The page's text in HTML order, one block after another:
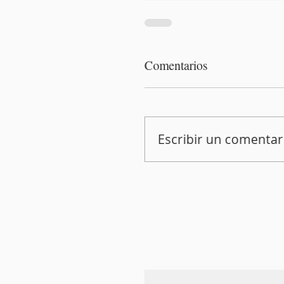
Comentarios
Escribir un